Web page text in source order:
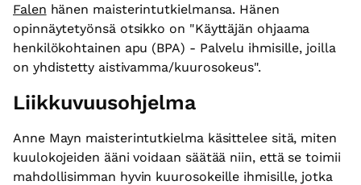
Falen hänen maisterintutkielmansa. Hänen
opinnäytetyönsä otsikko on "Käyttäjän ohjaama
henkilökohtainen apu (BPA) - Palvelu ihmisille, joilla
on yhdistetty aistivamma/kuurosokeus".
Liikkuvuusohjelma
Anne Mayn maisterintutkielma käsittelee sitä, miten
kuulokojeiden ääni voidaan säätää niin, että se toimii
mahdollisimman hyvin kuurosokeille ihmisille, jotka